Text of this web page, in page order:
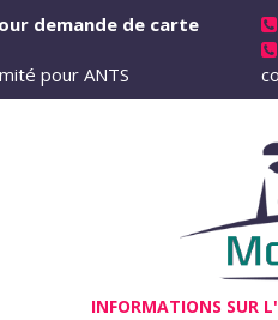
demande de carte
pour ANTS
INFORMATIONS SUR